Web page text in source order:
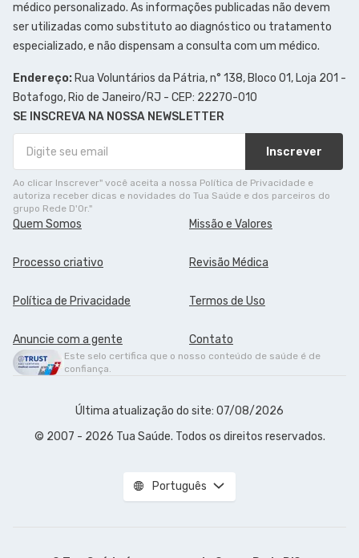
médico personalizado. As informações publicadas não devem
ser utilizadas como substituto ao diagnóstico ou tratamento
especializado, e não dispensam a consulta com um médico.
Endereço: Rua Voluntários da Pátria, n° 138, Bloco 01, Loja 201 -
Botafogo, Rio de Janeiro/RJ - CEP: 22270-010
SE INSCREVA NA NOSSA NEWSLETTER
Inscrever
Ao clicar Inscrever" você aceita a nossa Política de Privacidade e
autoriza receber dicas e novidades do Tua Saúde e dos parceiros do
grupo Rede D'Or."
Quem Somos Missão e Valores
Processo criativo Revisão Médica
Política de Privacidade Termos de Uso
Anuncie com a gente Contato
Este selo certifica que o nosso conteúdo de saúde é de
confiança.
Última atualização do site: 07/08/2026
© 2007 - 2026 Tua Saúde. Todos os direitos reservados.
Português